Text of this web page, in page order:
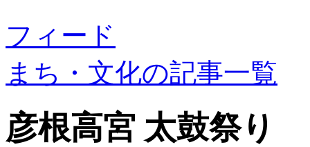
フィード
まち・文化の記事一覧
彦根高宮 太鼓祭り